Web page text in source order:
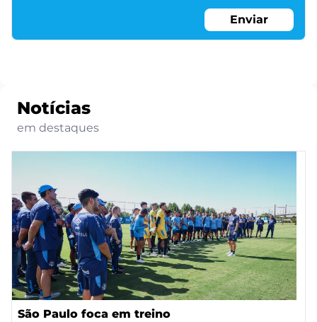
Enviar
Notícias
em destaques
São Paulo foca em treino